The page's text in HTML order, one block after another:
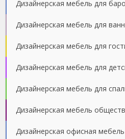
Дизайнерская мебель для
Дизайнерская мебель для
Дизайнерская мебель для
Дизайнерская мебель для
Дизайнерская мебель для
Дизайнерская мебель
Дизайнерская офисная мебель